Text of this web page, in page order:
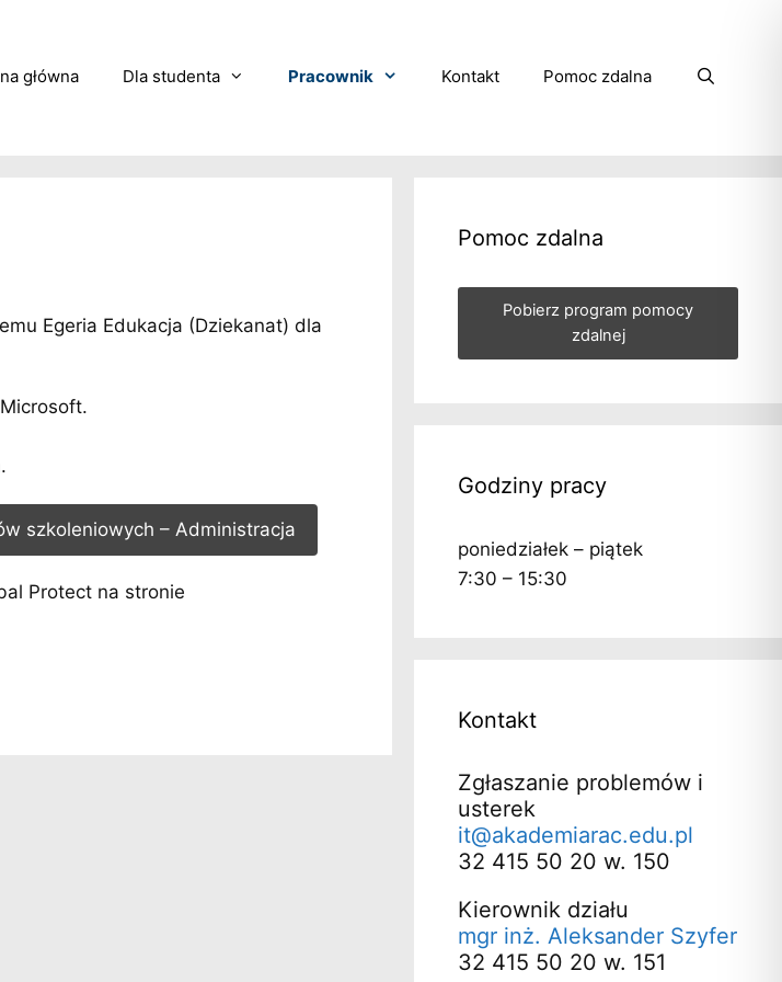
główna Dla studenta Pracownik Kontakt Pomoc zdalna
Egeria Edukacja (Dziekanat) dla
szkoleniowych – Administracja
Protect na stronie
Pomoc zdalna
Pobierz program pomocy
zdalnej
Godziny pracy
poniedziałek – piątek
7:30 – 15:30
Kontakt
Zgłaszanie problemów i
usterek
it@akademiarac.edu.pl
32 415 50 20 w. 150
Kierownik działu
mgr inż. Aleksander Szyfer
32 415 50 20 w. 151